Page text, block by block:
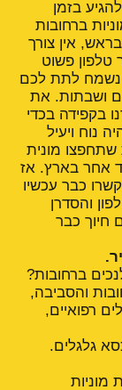
בזמן
ברחובות
אין צורך
טלפון פשוט
נשמח לתת לכם
חגים ושבתות. את
בקפידה בכדי
נוח ויעיל
מונית
אחר בארץ. אז
כבר עכשיו
והסדרן
חיוך כבר
ברחובות?
והסביבה,
רפואיים,
גלגלים.
מוניות